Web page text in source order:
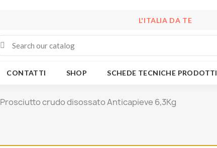
L'ITALIA DA TE
CONTATTI SHOP SCHEDE TECNICHE PRODOTTI
Prosciutto crudo disossato Anticapieve 6,3Kg